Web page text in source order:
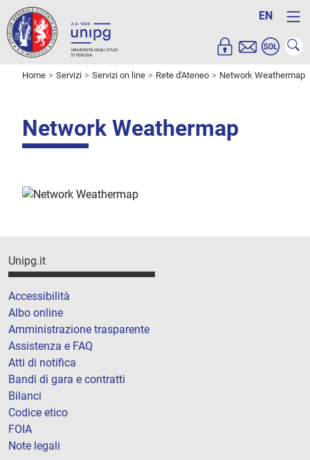
EN
Home Servizi Servizi on line Rete d'Ateneo Network Weathermap
Network Weathermap
Unipg.it
Accessibilità
Albo online
Amministrazione trasparente
Assistenza e FAQ
Atti di notifica
Bandi di gara e contratti
Bilanci
Codice etico
FOIA
Note legali